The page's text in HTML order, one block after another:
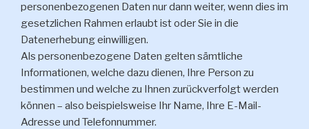
personenbezogenen Daten nur dann weiter, wenn dies im
gesetzlichen Rahmen erlaubt ist oder Sie in die
Datenerhebung einwilligen.
Als personenbezogene Daten gelten sämtliche
Informationen, welche dazu dienen, Ihre Person zu
bestimmen und welche zu Ihnen zurückverfolgt werden
können – also beispielsweise Ihr Name, Ihre E-Mail-
Adresse und Telefonnummer.